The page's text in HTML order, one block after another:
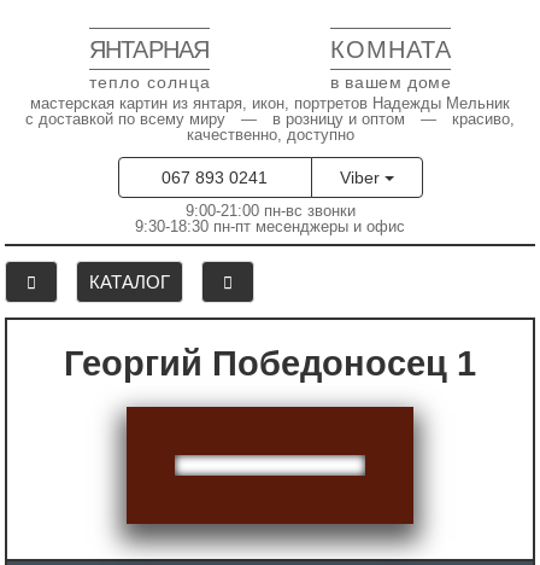
ЯНТАРНАЯ КОМНАТА
тепло солнца в вашем доме
мастерская картин из янтаря, икон, портретов Надежды Мельник
с доставкой по всему миру — в розницу и оптом — красиво,
качественно, доступно
067 893 0241 Viber
9:00-21:00 пн-вс звонки
9:30-18:30 пн-пт месенджеры и офис
КАТАЛОГ
Георгий Победоносец 1